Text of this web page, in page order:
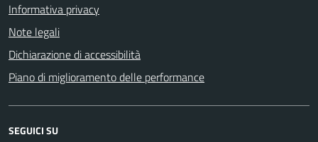
Informativa privacy
Note legali
Dichiarazione di accessibilità
Piano di miglioramento delle performance
SEGUICI SU